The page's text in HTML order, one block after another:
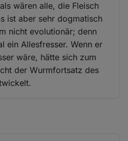
wären alle, die Fleisch
ist aber sehr dogmatisch
nicht evolutionär; denn
ein Allesfresser. Wenn er
wäre, hätte sich zum
der Wurmfortsatz des